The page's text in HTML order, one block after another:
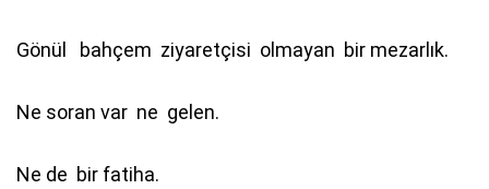
Gönül bahçem ziyaretçisi olmayan bir mezarlık.
Ne soran var ne gelen.
Ne de bir fatiha.